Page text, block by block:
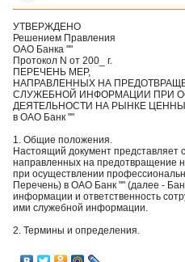
УТВЕРЖДЕНО
Решением Правления
ОАО Банка ""
Протокол N от 200_ г.
ПЕРЕЧЕНЬ МЕР,
НАПРАВЛЕННЫХ НА
СЛУЖЕБНОЙ ИНФОРМАЦИИ ПРИ
ДЕЯТЕЛЬНОСТИ НА РЫНКЕ
в ОАО Банк ""
1. Общие положения.
Настоящий документ представляет
направленных на предотвращение
при осуществлении
Перечень) в ОАО Банк "" (далее -
информации и ответственность
ими служебной информации.
2. Термины и определения.